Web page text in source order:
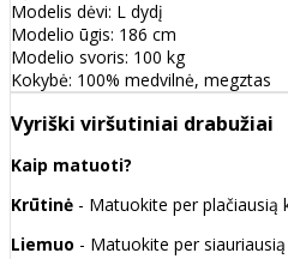
Modelis dėvi: L dydį
Modelio ūgis: 186 cm
Modelio svoris: 100 kg
Kokybė: 100% medvilnė, megztas
Vyriški viršutiniai drabužiai
Kaip matuoti?
Krūtinė - Matuokite per plačiausią
Liemuo - Matuokite per